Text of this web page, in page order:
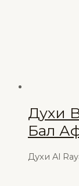
Духи
Бал
Духи Al